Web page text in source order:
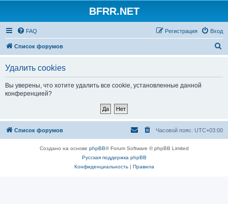
BFRR.NET
FAQ Вход
Регистрация
Список форумов
Удалить cookies
Вы уверены, что хотите удалить все cookie, установленные данной
конференцией?
Список форумов Часовой пояс: UTC+03:00
Создано на основе phpBB® Forum Software © phpBB Limited
Русская поддержка phpBB
Конфиденциальность| Правила